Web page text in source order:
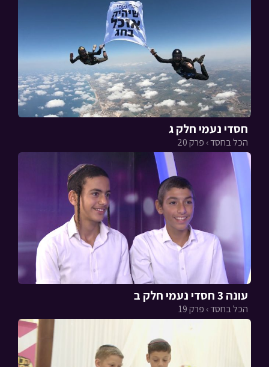
חסדי נעמי חלק ג
הכל בחסד › פרק 20
עונה 3 חסדי נעמי חלק ב
הכל בחסד › פרק 19